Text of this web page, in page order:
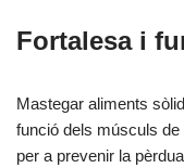
Fortalesa i
Mastegar aliments
funció dels músculs
per a prevenir la